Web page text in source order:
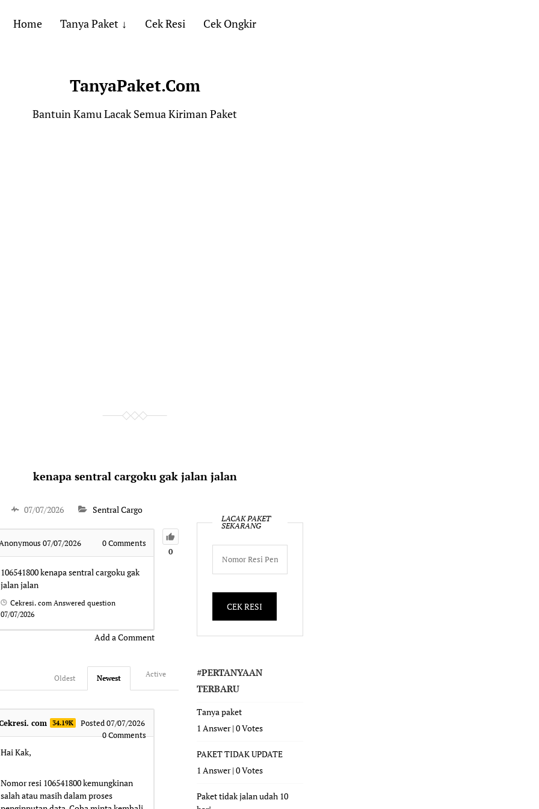
Home Tanya Paket Cek Resi Cek Ongkir
TanyaPaket.Com
Bantuin Kamu Lacak Semua Kiriman Paket
kenapa sentral cargoku gak jalan jalan
07/07/2026 Sentral Cargo
0
Anonymous 07/07/2026 0Comments
106541800kenapa sentral cargoku gak
jalan jalan
Cekresi. com Answered question
07/07/2026
Add a Comment
Active
Newest
Oldest
com 34.19K
Posted 07/07/2026
0Comments
Hai Kak,
Nomor resi 106541800 kemungkinan
salah atau masih dalam proses
LACAK PAKET
SEKARANG
#PERTANYAAN
TERBARU
Tanya paket
1 Answer|0 Votes
PAKET TIDAK UPDATE
1 Answer|0 Votes
Paket tidak jalan udah 10